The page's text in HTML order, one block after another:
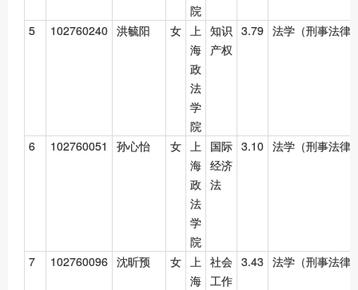
院
5 102760240 洪毓阳 女
上
海
政
法
学
院
知识
产权
3.79 法学（刑事法律
6 102760051 孙心怡 女
上
海
政
法
学
院
国际
经济
法
3.10 法学（刑事法律
7 102760096 沈昕预 女
上
海
社会
工作
3.43 法学（刑事法律